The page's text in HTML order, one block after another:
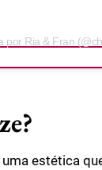
por Ria & Fran
estética